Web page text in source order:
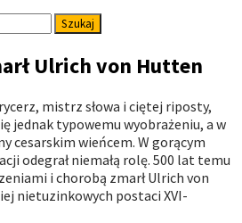
Ulrich von Hutten
mistrz słowa i ciętej riposty,
jednak typowemu wyobrażeniu, a w
cesarskim wieńcem. W gorącym
odegrał niemałą rolę. 500 lat temu
i chorobą zmarł Ulrich von
nietuzinkowych postaci XVI-